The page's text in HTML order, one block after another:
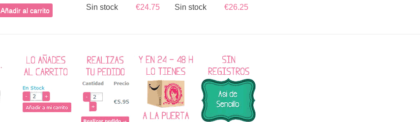
Añadir al carrito
€24.75
Sin stock
€26.25
Sin stock